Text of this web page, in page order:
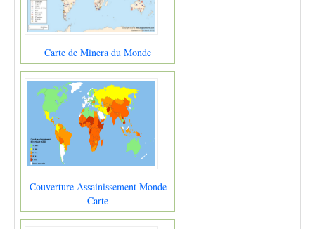
Carte de Minera du Monde
Couverture Assainissement Monde
Carte